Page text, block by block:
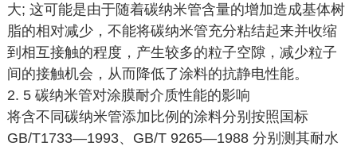
大; 这可能是由于随着碳纳米管含量的增加造成基体树
脂的相对减少，不能将碳纳米管充分粘结起来并收缩
到相互接触的程度，产生较多的粒子空隙，减少粒子
间的接触机会，从而降低了涂料的抗静电性能。
2. 5 碳纳米管对涂膜耐介质性能的影响
将含不同碳纳米管添加比例的涂料分别按照国标
GB/T1733—1993、GB/T 9265—1988 分别测其耐水